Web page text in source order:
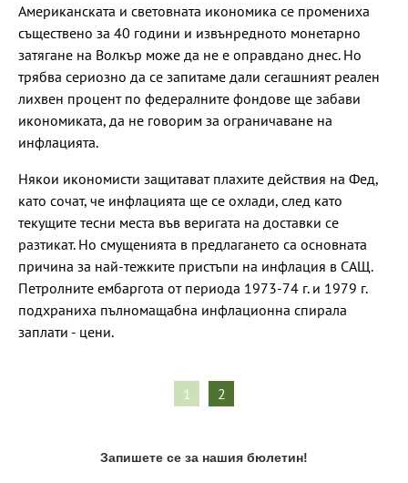
Американската и световната икономика се промениха
съществено за 40 години и извънредното монетарно
затягане на Волкър може да не е оправдано днес. Но
трябва сериозно да се запитаме дали сегашният реален
лихвен процент по федералните фондове ще забави
икономиката, да не говорим за ограничаване на
инфлацията.
Някои икономисти защитават плахите действия на Фед,
като сочат, че инфлацията ще се охлади, след като
текущите тесни места във веригата на доставки се
разтикат. Но смущенията в предлагането са основната
причина за най-тежките пристъпи на инфлация в САЩ.
Петролните ембаргота от периода 1973-74 г. и 1979 г.
подхраниха пълномащабна инфлационна спирала
заплати - цени.
1 2